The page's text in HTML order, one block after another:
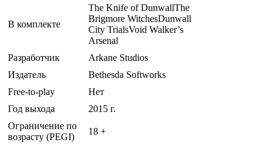
В комплекте
The Knife of DunwallThe
Brigmore WitchesDunwall
City TrialsVoid Walker’s
Arsenal
Разработчик
Arkane Studios
Издатель
Bethesda Softworks
Free-to-play
Нет
Год выхода
2015 г.
Ограничение по
возрасту (PEGI)
18 +